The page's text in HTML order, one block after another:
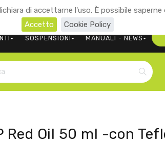
di accettarne l'uso. È possibile
Accetto
Cookie Policy
0473 563107 CONTATTACI
SOSPENSIONI MANUALI - NEWS
Red Oil 50 ml -con